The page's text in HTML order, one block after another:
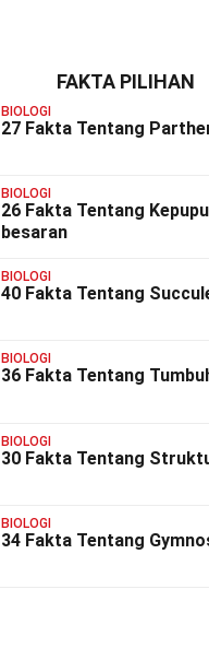
FAKTA PILIHAN
BIOLOGI
27 Fakta Tentang
BIOLOGI
26 Fakta Tentang
besaran
BIOLOGI
40 Fakta Tentang
BIOLOGI
36 Fakta Tentang
BIOLOGI
30 Fakta Tentang
BIOLOGI
34 Fakta Tentang